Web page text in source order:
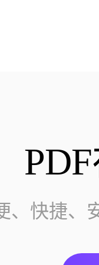
、快捷、